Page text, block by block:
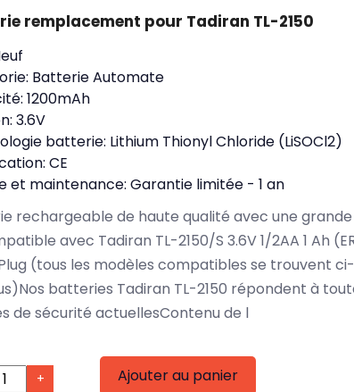
remplacement pour Tadiran TL-2150
Batterie Automate
1200mAh
3.6V
batterie: Lithium Thionyl Chloride (LiSOCl2)
CE
et maintenance: Garantie limitée - 1 an
rechargeable de haute qualité avec une
avec Tadiran TL-2150/S 3.6V 1/2AA 1 Ah
(tous les modèles compatibles se trouvent ci-
batteries Tadiran TL-2150 répondent à
de sécurité actuellesContenu de l
+ Ajouter au panier